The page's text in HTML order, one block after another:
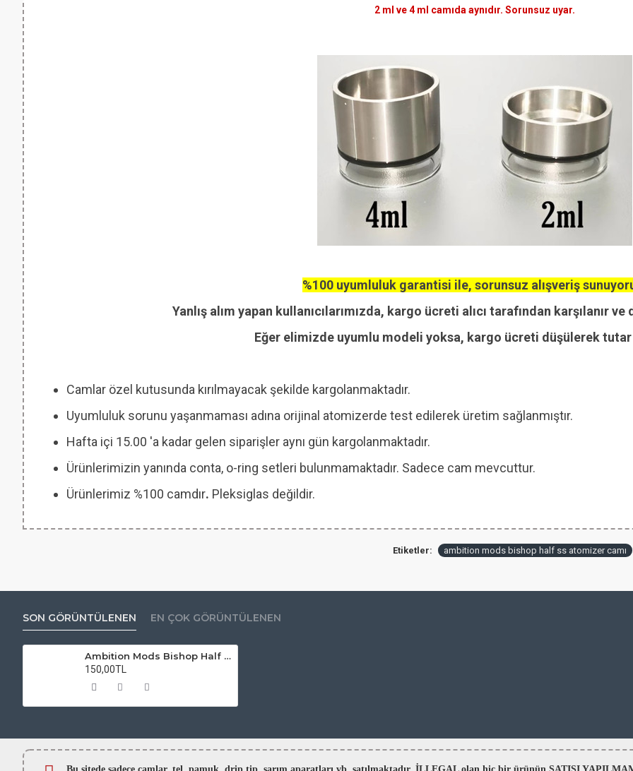
2 ml ve 4 ml camıda aynıdır. Sorunsuz uyar.
%100 uyumluluk garantisi ile, sorunsuz alışveriş
Yanlış alım yapan kullanıcılarımızda, kargo ücreti alıcı tarafından karşılanır
Eğer elimizde uyumlu modeli yoksa, kargo ücreti düşülerek
Camlar özel kutusunda kırılmayacak şekilde kargolanmaktadır.
Uyumluluk sorunu yaşanmaması adına orijinal atomizerde test edilerek üretim sağlanmıştır.
Hafta içi 15.00 'a kadar gelen siparişler aynı gün kargolanmaktadır.
Ürünlerimizin yanında conta, o-ring setleri bulunmamaktadır. Sadece cam mevcuttur.
Ürünlerimiz %100 camdır. Pleksiglas değildir.
Etiketler: ambition mods bishop half ss atomizer camı
SON GÖRÜNTÜLENEN EN ÇOK GÖRÜNTÜLENEN
Ambition Mods Bishop Half SS Atomizer Camı
150,00TL
Bu sitede sadece camlar, tel, pamuk, drip tip, sarım aparatları vb. satılmaktadır. İLLEGAL olan hiç bir ürünün SATIŞI